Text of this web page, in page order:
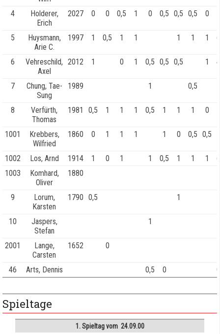
4
Holderer,
Erich
2027 0 0 0,5 1 0 0,5 0,5 0,5 0
5
Huysmann,
Arie C.
1997 1 0,5 1 1 1 1 1
6
Vehreschild,
Axel
2012 1 0 1 0,5 0,5 0,5 1
7
Chung, Tae-
Sung
1989 1 0,5
8
Verfürth,
Thomas
1981 0,5 1 1 1 0,5 1 1 1 0
1001
Krebbers,
Wilfried
1860 0 1 1 1 1 0 0,5 0,5
1002 Los, Arnd 1914 1 0 1 1 0,5 1 1 1
1003
Komhard,
Oliver
1880
9
Lorum,
Karsten
1790 0,5 1
10
Jaspers,
Stefan
1
2001
Lange,
Carsten
1652 0
46 Arts, Dennis 0,5 0
Spieltage
1. Spieltag vom 24.09.00